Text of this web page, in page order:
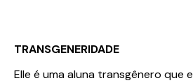
TRANSGENERIDADE
Elle é uma aluna transgênero que